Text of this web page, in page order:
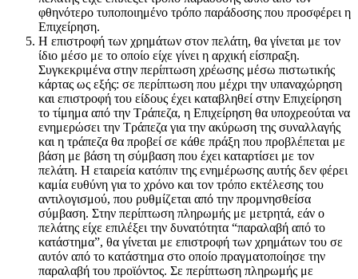
φθηνότερο τυποποιημένο τρόπο παράδοσης που προσφέρει η
Επιχείρηση.
Η επιστροφή των χρημάτων στον πελάτη, θα γίνεται με τον
ίδιο μέσο με το οποίο είχε γίνει η αρχική είσπραξη.
Συγκεκριμένα στην περίπτωση χρέωσης μέσω πιστωτικής
κάρτας ως εξής: σε περίπτωση που μέχρι την υπαναχώρηση
και επιστροφή του είδους έχει καταβληθεί στην Επιχείρηση
το τίμημα από την Τράπεζα, η Επιχείρηση θα υποχρεούται να
ενημερώσει την Τράπεζα για την ακύρωση της συναλλαγής
και η τράπεζα θα προβεί σε κάθε πράξη που προβλέπεται με
βάση με βάση τη σύμβαση που έχει καταρτίσει με τον
πελάτη. Η εταιρεία κατόπιν της ενημέρωσης αυτής δεν φέρει
καμία ευθύνη για το χρόνο και τον τρόπο εκτέλεσης του
αντιλογισμού, που ρυθμίζεται από την προμνησθείσα
σύμβαση. Στην περίπτωση πληρωμής με μετρητά, εάν ο
πελάτης είχε επιλέξει την δυνατότητα “παραλαβή από το
κατάστημα”, θα γίνεται με επιστροφή των χρημάτων του σε
αυτόν από το κατάστημα στο οποίο πραγματοποίησε την
παραλαβή του προϊόντος. Σε περίπτωση πληρωμής με